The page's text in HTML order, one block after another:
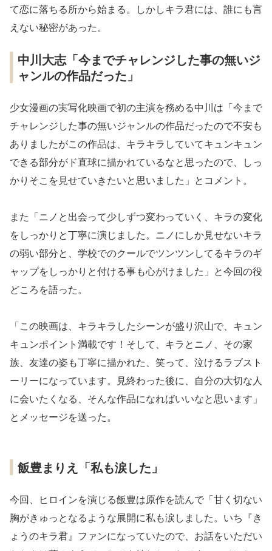
て恋に落ちる所から始まる。しかしキラ君には、誰にも言
えない秘密があった。
中川大志「今までチャレンジした事の無いジ
ャンルの作品だった」
少女漫画の実写化映画で初の主演を務める中川は「今まで
チャレンジした事の無いジャンルの作品だったので不安も
ありましたがこの作品は、キラキラしていてキュンキュン
できる部分がド直球に描かれているなと思ったので、しっ
かりそこを見せていきたいと思いました」とコメント。
また「ニノと出会って少しずつ変わっていく、キラの変化
をしっかりと丁寧に演じました。ニノにしか見せないキラ
の弱い部分と、学校でのクールでツンツンしてるキラのギ
ャップをしっかりと付ける事も心がけました」と今回の役
どころを語った。
「この映画は、キラキラしたシーンが盛り沢山で、キュン
キュンポイント満載です！そして、キラとニノ、その家
族、友達の姿も丁寧に描かれた、笑って、泣けるラブスト
ーリーになっています。見終わった後に、自分の大切な人
に会いたくなる、そんな作品になればいいなと思います」
とメッセージを送った。
飯豊まりえ「私も涙した」
今回、ヒロインを演じる飯豊は原作を読んで「甘く切ない
胸がきゅっとなるような展開に私も涙しました。いち『き
ょうのキラ君』ファンになっていたので、お話をいただい